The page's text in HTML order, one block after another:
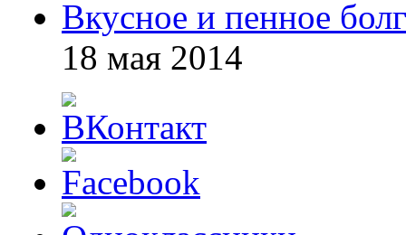
Вкусное и пенное
18 мая 2014